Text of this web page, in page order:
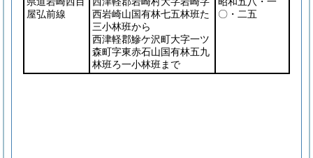
屋弘前線
西岩崎山国有林七五林班た
三小林班から
西津軽郡鰺ケ沢町大字一ツ
森町字東赤石山国有林五九
林班ろ一小林班まで
〇・二五